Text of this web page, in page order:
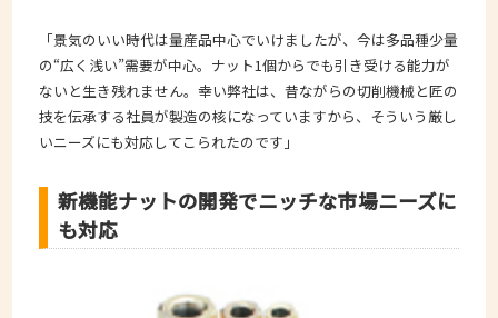
「景気のいい時代は量産品中心でいけましたが、今は多品種少量
の“広く浅い”需要が中心。ナット1個からでも引き受ける能力が
ないと生き残れません。幸い弊社は、昔ながらの切削機械と匠の
技を伝承する社員が製造の核になっていますから、そういう厳し
いニーズにも対応してこられたのです」
新機能ナットの開発でニッチな市場ニーズに
も対応